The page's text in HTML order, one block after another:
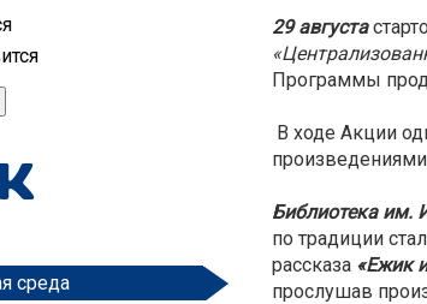
среда
29 августа
Программы
В ходе Акции
Библиотека им.
по традиции
рассказа «Ежик
прослушав